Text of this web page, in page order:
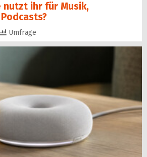
nutzt ihr für Musik,
Umfrage